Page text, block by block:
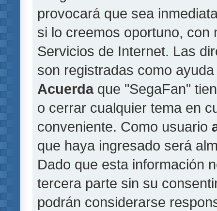
provocará que sea
si lo creemos oportuno, con
Servicios de Internet. Las
son registradas como
Acuerdaque "SegaFan"
o cerrar cualquier tema en
conveniente. Como usuario
que haya ingresado será
Dado que esta información
tercera parte sin su
podrán considerarse